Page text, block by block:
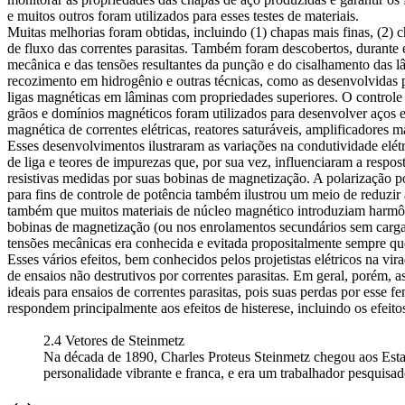
e muitos outros foram utilizados para esses testes de materiais.
Muitas melhorias foram obtidas, incluindo (1) chapas mais finas, (2)
de fluxo das correntes parasitas. Também foram descobertos,
mecânica e das tensões resultantes da punção e do cisalhamento
recozimento em hidrogênio e outras técnicas, como as
ligas magnéticas em lâminas com propriedades superiores. O
grãos e domínios magnéticos foram utilizados para desenvolver aços
magnética de correntes elétricas, reatores saturáveis, amplificadores
Esses desenvolvimentos ilustraram as variações na condutividade
de liga e teores de impurezas que, por sua vez, influenciaram a
resistivas medidas por suas bobinas de magnetização. A polarização
para fins de controle de potência também ilustrou um meio de
também que muitos materiais de núcleo magnético introduziam
bobinas de magnetização (ou nos enrolamentos secundários sem
tensões mecânicas era conhecida e evitada propositalmente sempre
Esses vários efeitos, bem conhecidos pelos projetistas elétricos na
de ensaios não destrutivos por correntes parasitas. Em geral, porém,
ideais para ensaios de correntes parasitas, pois suas perdas por esse
respondem principalmente aos efeitos de histerese, incluindo os
2.4 Vetores de Steinmetz
Na década de 1890, Charles Proteus Steinmetz chegou aos
personalidade vibrante e franca, e era um trabalhador